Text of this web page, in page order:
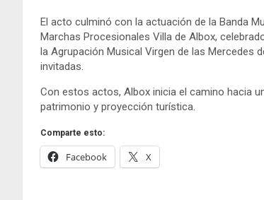
El acto culminó con la actuación de la Banda
Marchas Procesionales Villa de Albox,
la Agrupación Musical Virgen de las Mercedes
invitadas.
Con estos actos, Albox inicia el camino hacia
patrimonio y proyección turística.
Comparte esto:
Facebook X